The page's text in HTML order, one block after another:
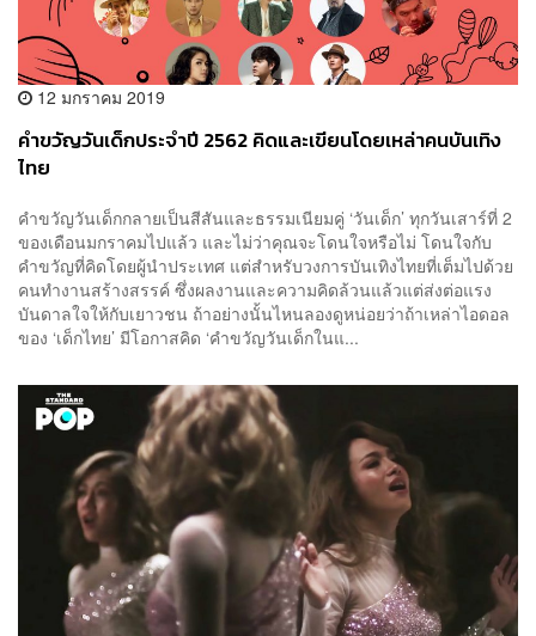
12 มกราคม 2019
คำขวัญวันเด็กประจำปี 2562 คิดและเขียนโดยเหล่าคนบันเทิง
ไทย
คำขวัญวันเด็กกลายเป็นสีสันและธรรมเนียมคู่ ‘วันเด็ก’ ทุกวันเสาร์ที่ 2
ของเดือนมกราคมไปแล้ว และไม่ว่าคุณจะโดนใจหรือไม่ โดนใจกับ
คำขวัญที่คิดโดยผู้นำประเทศ แต่สำหรับวงการบันเทิงไทยที่เต็มไปด้วย
คนทำงานสร้างสรรค์ ซึ่งผลงานและความคิดล้วนแล้วแต่ส่งต่อแรง
บันดาลใจให้กับเยาวชน ถ้าอย่างนั้นไหนลองดูหน่อยว่าถ้าเหล่าไอดอล
ของ ‘เด็กไทย’ มีโอกาสคิด ‘คำขวัญวันเด็กในแ...